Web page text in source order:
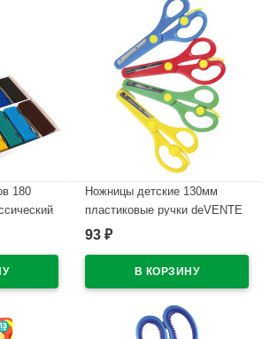
180
Ножницы детские 130мм
пластиковые ручки deVENTE
Космо (Cosmo) с усилителем
93 ₽